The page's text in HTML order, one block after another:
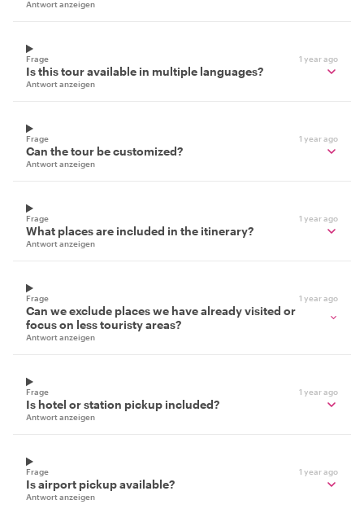
Antwort anzeigen
Frage 1 year ago
Is this tour available in multiple languages?
Antwort anzeigen
Frage 1 year ago
Can the tour be customized?
Antwort anzeigen
Frage 1 year ago
What places are included in the itinerary?
Antwort anzeigen
Frage 1 year ago
Can we exclude places we have already visited or
focus on less touristy areas?
Antwort anzeigen
Frage 1 year ago
Is hotel or station pickup included?
Antwort anzeigen
Frage 1 year ago
Is airport pickup available?
Antwort anzeigen